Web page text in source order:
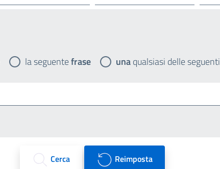
la seguentefrase unaqualsiasi delle seguenti
Cerca Reimposta